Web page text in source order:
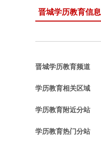
晋城学历教育信息
晋城学历教育频道
学历教育相关区域
学历教育附近分站
学历教育热门分站